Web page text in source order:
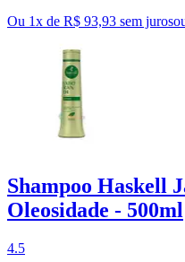
Ou 1x de R$ 93,93 sem juros
Shampoo Haskell
Oleosidade - 500ml
4.5